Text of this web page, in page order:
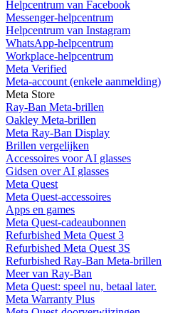
Helpcentrum van Facebook
Messenger-helpcentrum
Helpcentrum van Instagram
WhatsApp-helpcentrum
Workplace-helpcentrum
Meta Verified
Meta-account (enkele aanmelding)
Meta Store
Ray-Ban Meta-brillen
Oakley Meta-brillen
Meta Ray-Ban Display
Brillen vergelijken
Accessoires voor AI glasses
Gidsen over AI glasses
Meta Quest
Meta Quest-accessoires
Apps en games
Meta Quest-cadeaubonnen
Refurbished Meta Quest 3
Refurbished Meta Quest 3S
Refurbished Ray-Ban Meta-brillen
Meer van Ray-Ban
Meta Quest: speel nu, betaal later.
Meta Warranty Plus